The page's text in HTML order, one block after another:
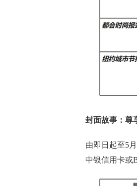
封面故事：尊
由即日起至5
中银信用卡或